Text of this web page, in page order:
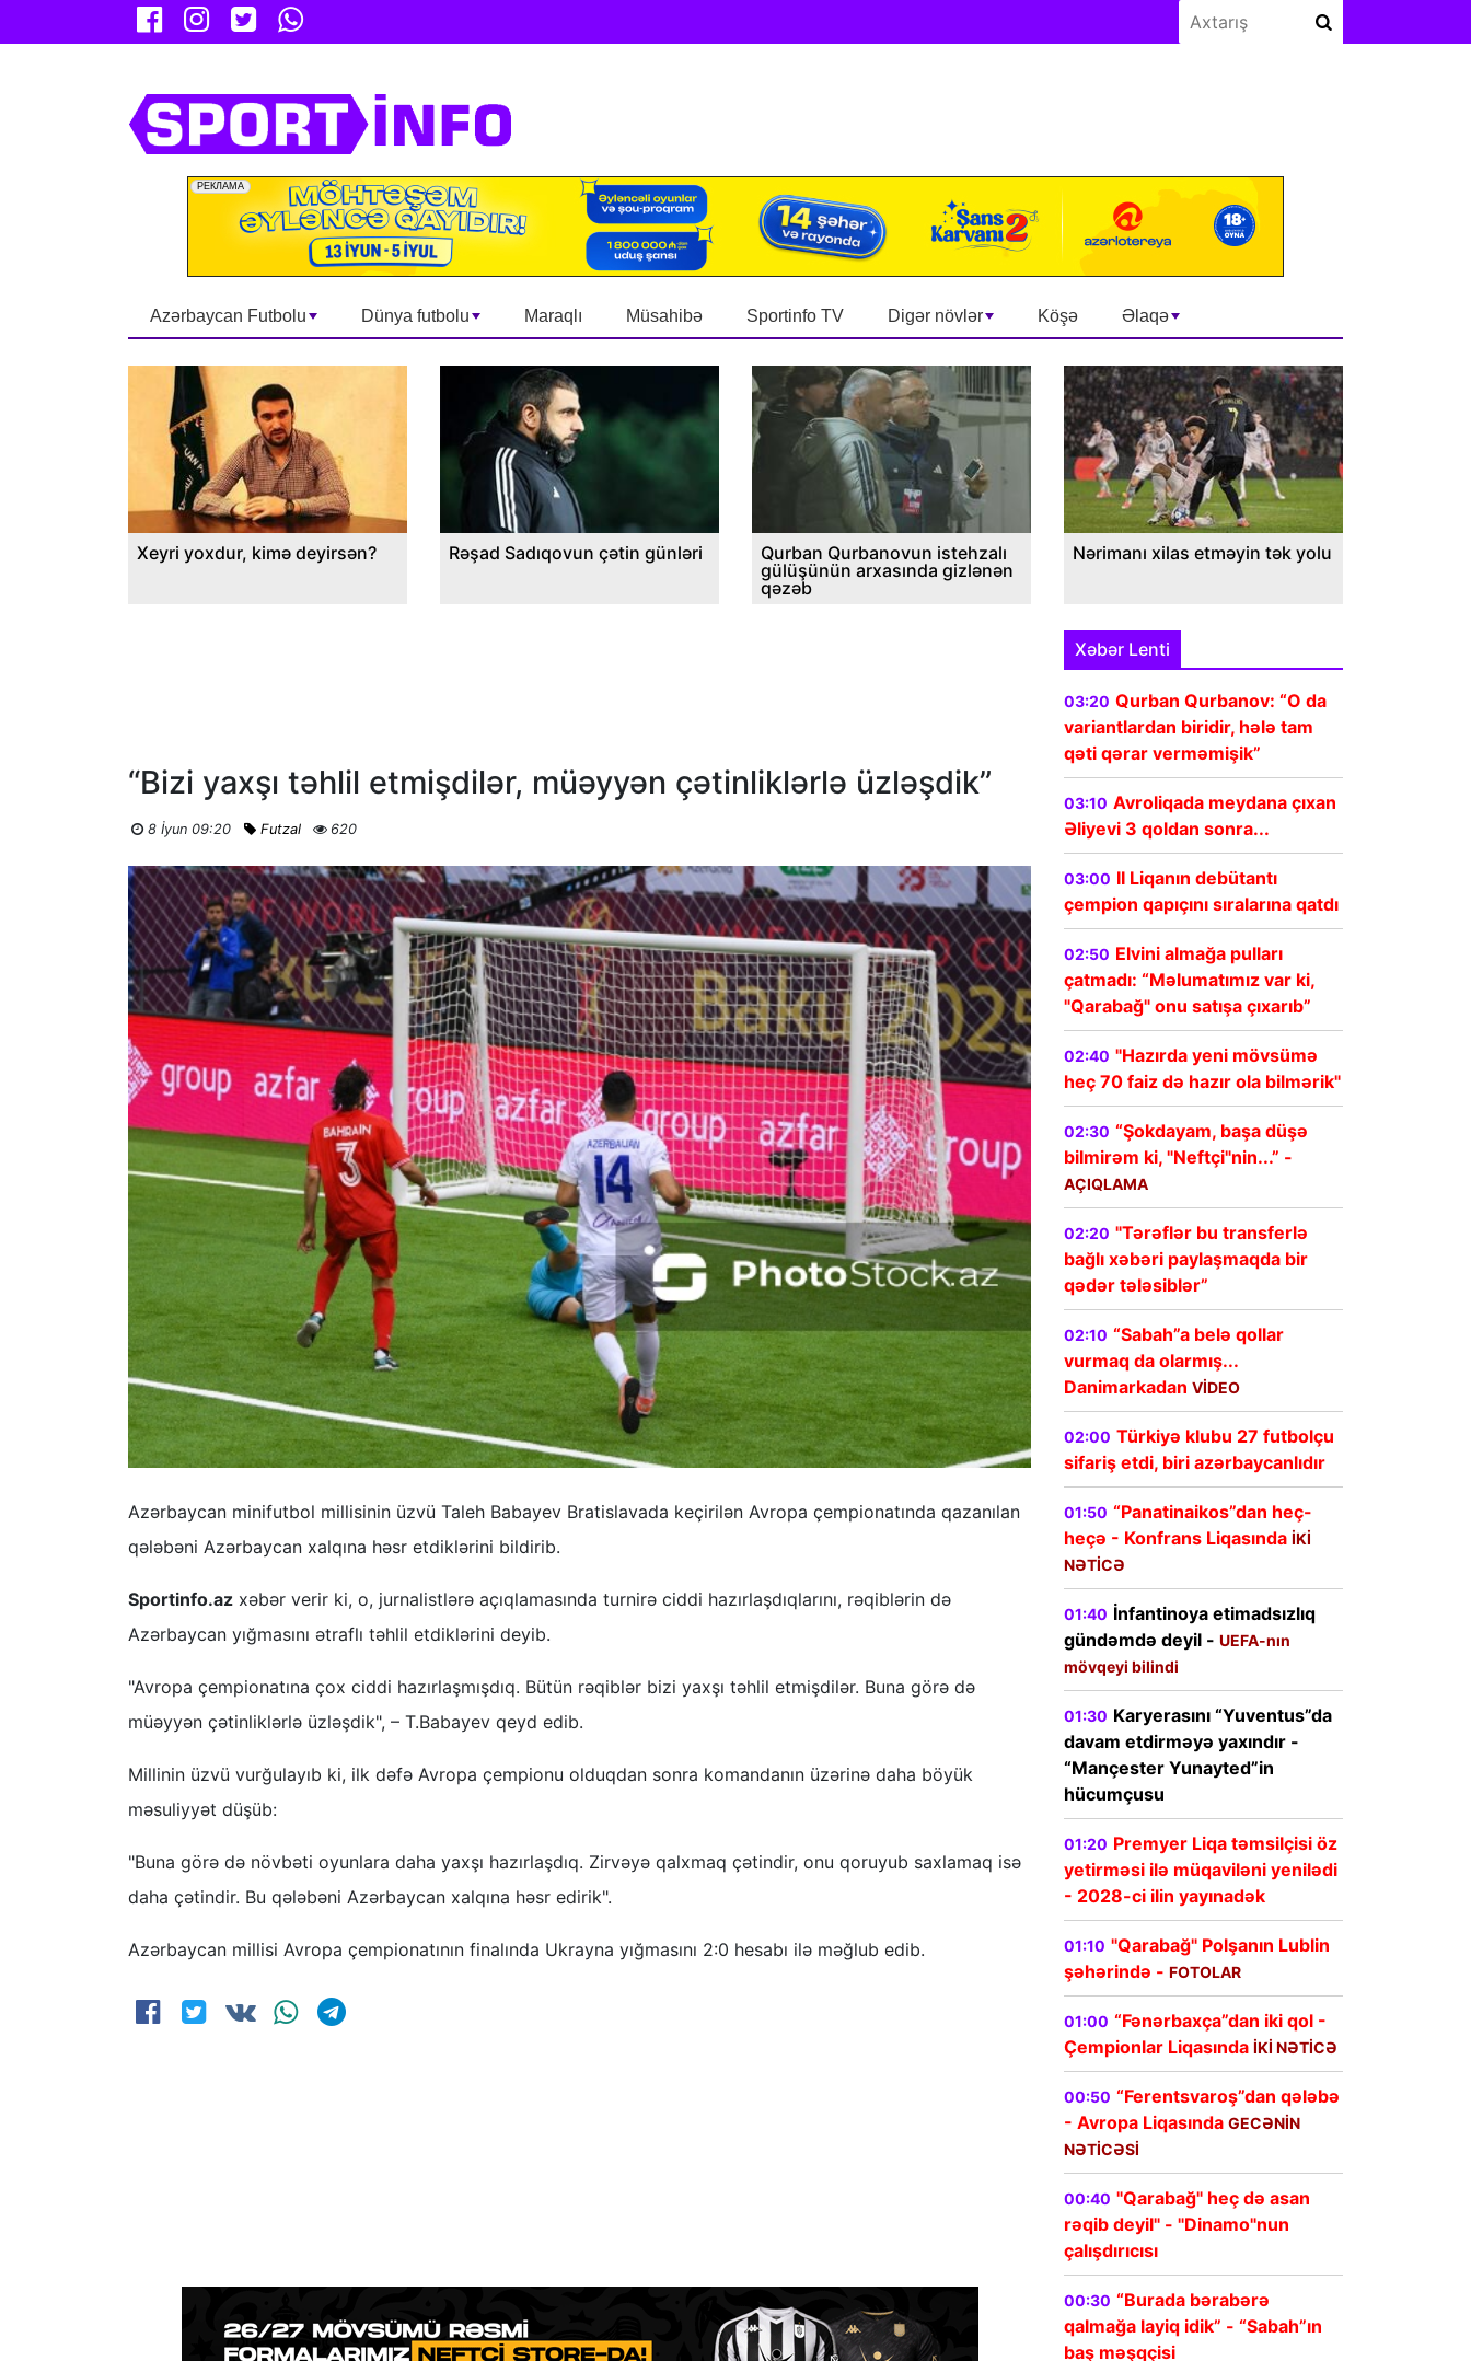
Azərbaycan Futbolu Dünya futbolu Maraqlı Müsahibə Sportinfo TV Digər növlər Köşə Əlaqə
Xeyri yoxdur, kimə deyirsən? Rəşad Sadıqovun çətin günləri
Qurban Qurbanovun istehzalı
gülüşünün arxasında gizlənən
qəzəb
Nərimanı xilas etməyin tək yolu
“Bizi yaxşı təhlil etmişdilər, müəyyən çətinliklərlə üzləşdik”
8 İyun 09:20 Futzal 620
Azərbaycan minifutbol millisinin üzvü Taleh Babayev Bratislavada keçirilən Avropa çempionatında qazanılan
qələbəni Azərbaycan xalqına həsr etdiklərini bildirib.
Sportinfo.az xəbər verir ki, o, jurnalistlərə açıqlamasında turnirə ciddi hazırlaşdıqlarını, rəqiblərin də
Azərbaycan yığmasını ətraflı təhlil etdiklərini deyib.
"Avropa çempionatına çox ciddi hazırlaşmışdıq. Bütün rəqiblər bizi yaxşı təhlil etmişdilər. Buna görə də
müəyyən çətinliklərlə üzləşdik", – T.Babayev qeyd edib.
Millinin üzvü vurğulayıb ki, ilk dəfə Avropa çempionu olduqdan sonra komandanın üzərinə daha böyük
məsuliyyət düşüb:
"Buna görə də növbəti oyunlara daha yaxşı hazırlaşdıq. Zirvəyə qalxmaq çətindir, onu qoruyub saxlamaq isə
daha çətindir. Bu qələbəni Azərbaycan xalqına həsr edirik".
Azərbaycan millisi Avropa çempionatının finalında Ukrayna yığmasını 2:0 hesabı ilə məğlub edib.
Xəbər Lenti
03:20 Qurban Qurbanov: “O da
variantlardan biridir, hələ tam
qəti qərar verməmişik”
03:10 Avroliqada meydana çıxan
Əliyevi 3 qoldan sonra...
03:00 II Liqanın debütantı
çempion qapıçını sıralarına qatdı
02:50 Elvini almağa pulları
çatmadı: “Məlumatımız var ki,
"Qarabağ" onu satışa çıxarıb”
02:40 "Hazırda yeni mövsümə
heç 70 faiz də hazır ola bilmərik"
02:30 “Şokdayam, başa düşə
bilmirəm ki, "Neftçi"nin...” -
AÇIQLAMA
02:20 "Tərəflər bu transferlə
bağlı xəbəri paylaşmaqda bir
qədər tələsiblər”
02:10 “Sabah”a belə qollar
vurmaq da olarmış...
Danimarkadan VİDEO
02:00 Türkiyə klubu 27 futbolçu
sifariş etdi, biri azərbaycanlıdır
01:50 “Panatinaikos”dan heç-
heçə - Konfrans Liqasında İKİ
NƏTİCƏ
01:40 İnfantinoya etimadsızlıq
gündəmdə deyil - UEFA-nın
mövqeyi bilindi
01:30 Karyerasını “Yuventus”da
davam etdirməyə yaxındır -
“Mançester Yunayted”in
hücumçusu
01:20 Premyer Liqa təmsilçisi öz
yetirməsi ilə müqaviləni yenilədi
- 2028-ci ilin yayınadək
01:10 "Qarabağ" Polşanın Lublin
şəhərində - FOTOLAR
01:00 “Fənərbaxça”dan iki qol -
Çempionlar Liqasında İKİ NƏTİCƏ
00:50 “Ferentsvaroş”dan qələbə
- Avropa Liqasında GECƏNİN
NƏTİCƏSİ
00:40 "Qarabağ" heç də asan
rəqib deyil" - "Dinamo"nun
çalışdırıcısı
00:30 “Burada bərabərə
qalmağa layiq idik” - “Sabah”ın
baş məşqçisi